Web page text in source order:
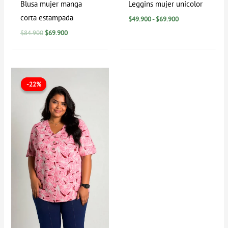
Blusa mujer manga
corta estampada
$84.900 $69.900
Leggins mujer unicolor
$49.900- $69.900
-22%
-22% precio
original
era:
$89.900.
actual
es:
$69.900.